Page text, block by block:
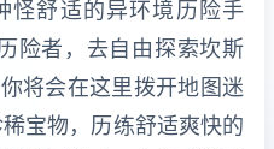
怪舒适的异环境历险手
险者，去自由探索坎斯
将会在这里拨开地图迷
宝物，历练舒适爽快的